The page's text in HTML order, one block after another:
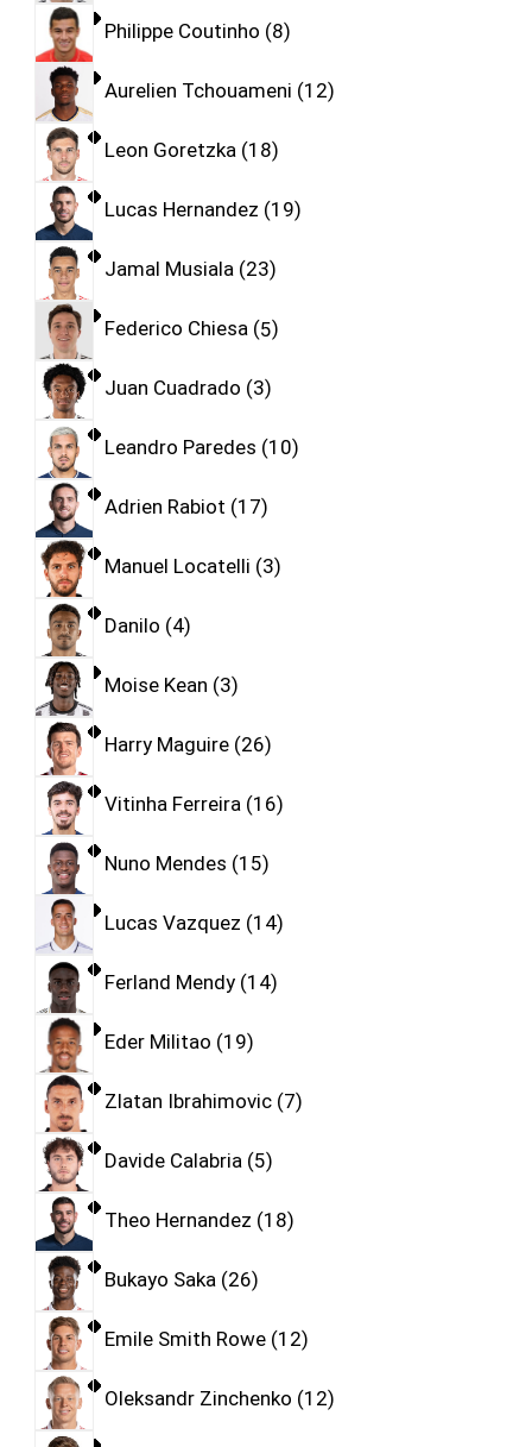
Philippe Coutinho 8
Aurelien Tchouameni 12
Leon Goretzka 18
Lucas Hernandez 19
Jamal Musiala 23
Federico Chiesa 5
Juan Cuadrado 3
Leandro Paredes 10
Adrien Rabiot 17
Manuel Locatelli 3
Danilo 4
Moise Kean 3
Harry Maguire 26
Vitinha Ferreira 16
Nuno Mendes 15
Lucas Vazquez 14
Ferland Mendy 14
Eder Militao 19
Zlatan Ibrahimovic 7
Davide Calabria 5
Theo Hernandez 18
Bukayo Saka 26
Emile Smith Rowe 12
Oleksandr Zinchenko 12